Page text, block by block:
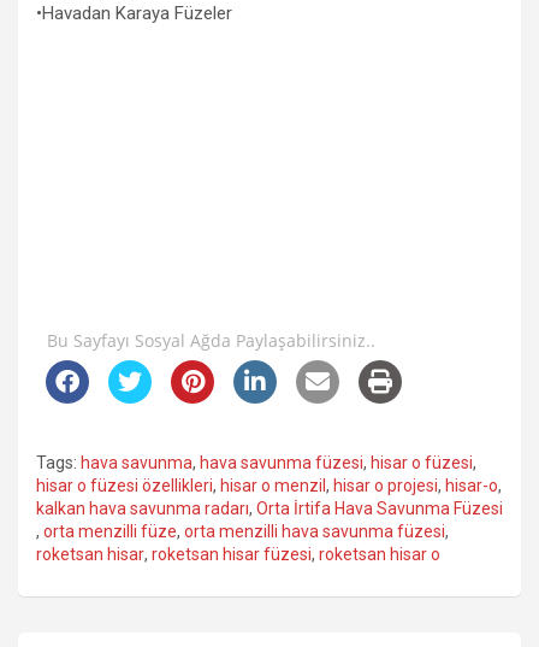
•Havadan Karaya Füzeler
Bu Sayfayı Sosyal Ağda Paylaşabilirsiniz..
Tags: hava savunma, hava savunma füzesi, hisar o füzesi,
hisar o füzesi özellikleri, hisar o menzil , hisar o projesi, hisar-o,
kalkan hava savunma radarı, Orta İrtifa Hava Savunma Füzesi
, orta menzilli füze, orta menzilli hava savunma füzesi,
roketsan hisar, roketsan hisar füzesi, roketsan hisar o